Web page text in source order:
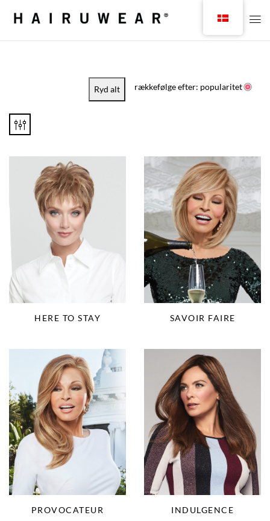
Ryd alt rækkefølge efter: popularitet
HERE TO STAY SAVOIR FAIRE
PROVOCATEUR INDULGENCE